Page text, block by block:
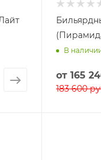
В
от 165
183 600